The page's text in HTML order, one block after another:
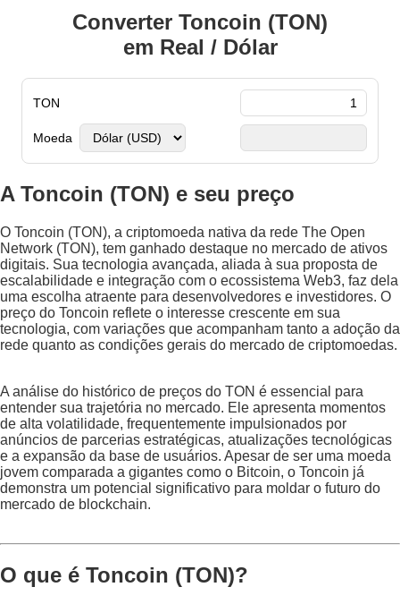
Converter Toncoin (TON)
em Real / Dólar
TON
Moeda
A Toncoin (TON) e seu preço
O Toncoin (TON), a criptomoeda nativa da rede The Open
Network (TON), tem ganhado destaque no mercado de ativos
digitais. Sua tecnologia avançada, aliada à sua proposta de
escalabilidade e integração com o ecossistema Web3, faz dela
uma escolha atraente para desenvolvedores e investidores. O
preço do Toncoin reflete o interesse crescente em sua
tecnologia, com variações que acompanham tanto a adoção da
rede quanto as condições gerais do mercado de criptomoedas.
A análise do histórico de preços do TON é essencial para
entender sua trajetória no mercado. Ele apresenta momentos
de alta volatilidade, frequentemente impulsionados por
anúncios de parcerias estratégicas, atualizações tecnológicas
e a expansão da base de usuários. Apesar de ser uma moeda
jovem comparada a gigantes como o Bitcoin, o Toncoin já
demonstra um potencial significativo para moldar o futuro do
mercado de blockchain.
O que é Toncoin (TON)?